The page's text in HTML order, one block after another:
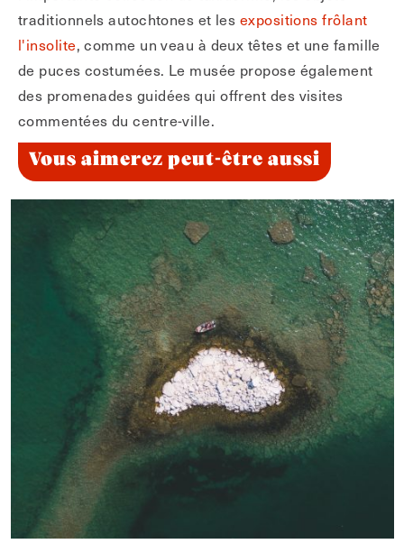
traditionnels autochtones et les expositions frôlant
l'insolite, comme un veau à deux têtes et une famille
de puces costumées. Le musée propose également
des promenades guidées qui offrent des visites
commentées du centre-ville.
Vous aimerez peut-être aussi